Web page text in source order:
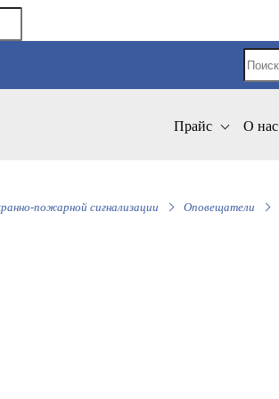
Прайс О нас
пожарной сигнализации Оповещатели